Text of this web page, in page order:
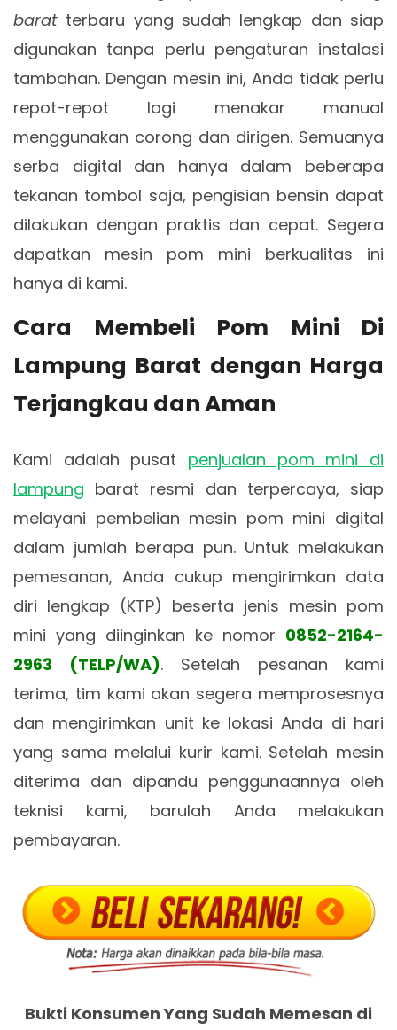
barat terbaru yang sudah lengkap dan siap
digunakan tanpa perlu pengaturan instalasi
tambahan. Dengan mesin ini, Anda tidak perlu
repot-repot lagi menakar manual
menggunakan corong dan dirigen. Semuanya
serba digital dan hanya dalam beberapa
tekanan tombol saja, pengisian bensin dapat
dilakukan dengan praktis dan cepat. Segera
dapatkan mesin pom mini berkualitas ini
hanya di kami.
Cara Membeli Pom Mini Di
Lampung Barat dengan Harga
Terjangkau dan Aman
Kami adalah pusat penjualan pom mini di
lampung barat resmi dan terpercaya, siap
melayani pembelian mesin pom mini digital
dalam jumlah berapa pun. Untuk melakukan
pemesanan, Anda cukup mengirimkan data
diri lengkap (KTP) beserta jenis mesin pom
mini yang diinginkan ke nomor 0852-2164-
2963 (TELP/WA). Setelah pesanan kami
terima, tim kami akan segera memprosesnya
dan mengirimkan unit ke lokasi Anda di hari
yang sama melalui kurir kami. Setelah mesin
diterima dan dipandu penggunaannya oleh
teknisi kami, barulah Anda melakukan
pembayaran.
Bukti Konsumen Yang Sudah Memesan di